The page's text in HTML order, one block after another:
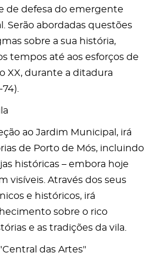
de defesa do emergente
Serão abordadas questões
sobre a sua história,
tempos até aos esforços de
XX, durante a ditadura
ao Jardim Municipal, irá
de Porto de Mós, incluindo
históricas – embora hoje
visíveis. Através dos seus
e históricos, irá
sobre o rico
e as tradições da vila.
das Artes"